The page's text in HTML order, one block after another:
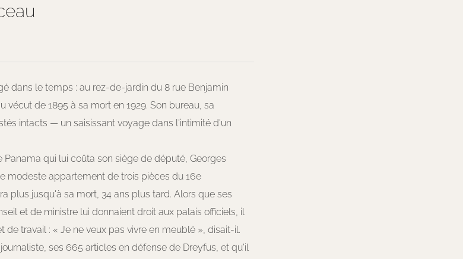
dans le temps : au rez-de-jardin du 8 rue Benjamin
vécut de 1895 à sa mort en 1929. Son bureau, sa
intacts — un saisissant voyage dans l'intimité d'un
Panama qui lui coûta son siège de député, Georges
modeste appartement de trois pièces du 16e
plus jusqu'à sa mort, 34 ans plus tard. Alors que ses
et de ministre lui donnaient droit aux palais officiels, il
de travail : « Je ne veux pas vivre en meublé », disait-il.
ses 665 articles en défense de Dreyfus, et qu'il